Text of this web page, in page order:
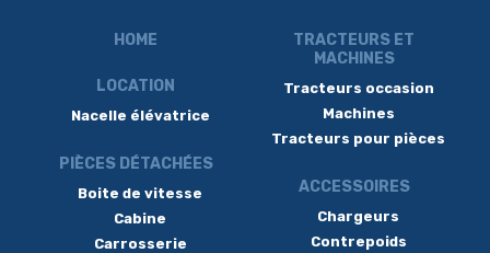
HOME
LOCATION
Nacelle élévatrice
PIÈCES DÉTACHÉES
Boite de vitesse
Cabine
Carrosserie
TRACTEURS ET
MACHINES
Tracteurs occasion
Machines
Tracteurs pour pièces
ACCESSOIRES
Chargeurs
Contrepoids